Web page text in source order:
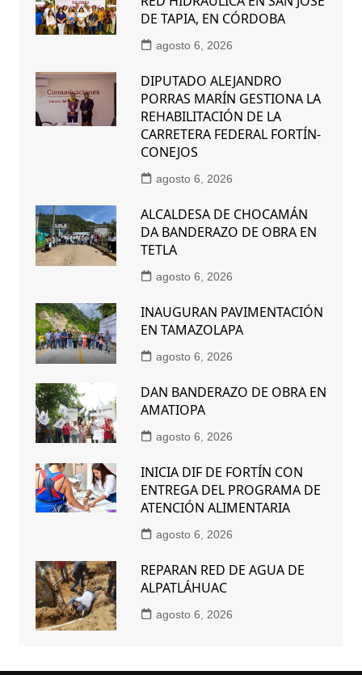
DE TAPIA, EN CÓRDOBA
agosto 6, 2026
DIPUTADO ALEJANDRO
PORRAS MARÍN GESTIONA LA
REHABILITACIÓN DE LA
CARRETERA FEDERAL FORTÍN-
CONEJOS
agosto 6, 2026
ALCALDESA DE CHOCAMÁN
DA BANDERAZO DE OBRA EN
TETLA
agosto 6, 2026
INAUGURAN PAVIMENTACIÓN
EN TAMAZOLAPA
agosto 6, 2026
DAN BANDERAZO DE OBRA EN
AMATIOPA
agosto 6, 2026
INICIA DIF DE FORTÍN CON
ENTREGA DEL PROGRAMA DE
ATENCIÓN ALIMENTARIA
agosto 6, 2026
REPARAN RED DE AGUA DE
ALPATLÁHUAC
agosto 6, 2026